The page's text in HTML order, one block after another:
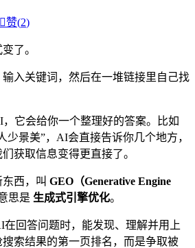
赞(2)
了。
入关键词，然后在一堆链接里自己找
它会给你一个整理好的答案。比如
少景美”，AI会直接告诉你几个地方，
获取信息变得更直接了。
西，叫 GEO（Generative Engine
思是 生成式引擎优化。
回答问题时，能发现、理解并用上
索结果的第一页排名，而是争取被